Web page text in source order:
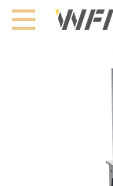
Hoppa
till